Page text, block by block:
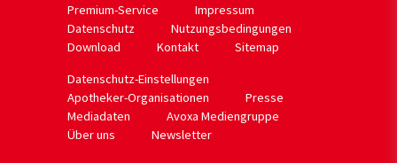
Premium-Service
Impressum
Datenschutz
Nutzungsbedingungen
Download
Kontakt
Sitemap
Datenschutz-Einstellungen
Apotheker-Organisationen
Presse
Mediadaten
Avoxa Mediengruppe
Über uns
Newsletter